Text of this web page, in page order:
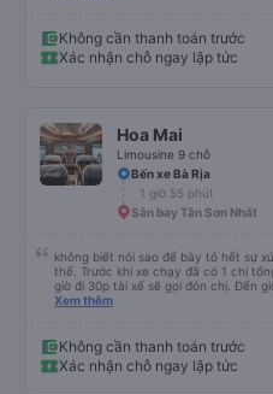
&amp; Sạch sẽ: Xe limousine sạch
hảo cho một chuyến đi thư giãn.
cabin mát mẻ và trong lành. Điểm
đến The Song Apartment, điều này
và không gặp rắc rối. Thái độ phục
hiện thái độ phục vụ tuyệt vời. Thân
nên chọn Huy Hoàng cho bất cứ ai đi
chắn sẽ chọn Huy Hoàng lần nữa.
Không cần thanh toán trước
Xác nhận chỗ ngay lập tức
Hoa Mai
Limousine 9 chỗ
Bến xe Bà Rịa
1 giờ 55 phút
Sân bay Tân Sơn Nhất
không biết nói sao để bày tỏ hết sự
thế. Trước khi xe chạy đã có 1 chị
giờ đi 30p tài xế sẽ gọi đón chị. Đến
sử hỏi: chị ở chỗ nào e đến đón. Tuy
cũng với cái giọng nhỏ nhẹ đó đón
đi. Thiệc là ưng hết sức. Nhất định sẽ
Xem thêm
Không cần thanh toán trước
Xác nhận chỗ ngay lập tức